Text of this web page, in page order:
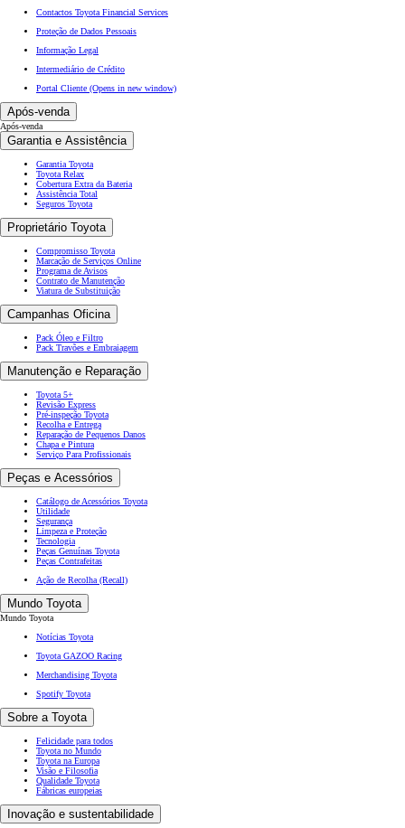
Contactos Toyota Financial Services
Proteção de Dados Pessoais
Informação Legal
Intermediário de Crédito
Portal Cliente (Opens in new window)
Após-venda
Após-venda
Garantia e Assistência
Garantia Toyota
Toyota Relax
Cobertura Extra da Bateria
Assistência Total
Seguros Toyota
Proprietário Toyota
Compromisso Toyota
Marcação de Serviços Online
Programa de Avisos
Contrato de Manutenção
Viatura de Substituição
Campanhas Oficina
Pack Óleo e Filtro
Pack Travões e Embraiagem
Manutenção e Reparação
Toyota 5+
Revisão Express
Pré-inspeção Toyota
Recolha e Entrega
Reparação de Pequenos Danos
Chapa e Pintura
Serviço Para Profissionais
Peças e Acessórios
Catálogo de Acessórios Toyota
Utilidade
Segurança
Limpeza e Proteção
Tecnologia
Peças Genuínas Toyota
Peças Contrafeitas
Ação de Recolha (Recall)
Mundo Toyota
Mundo Toyota
Notícias Toyota
Toyota GAZOO Racing
Merchandising Toyota
Spotify Toyota
Sobre a Toyota
Felicidade para todos
Toyota no Mundo
Toyota na Europa
Visão e Filosofia
Qualidade Toyota
Fábricas europeias
Inovação e sustentabilidade